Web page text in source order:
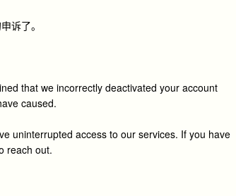
诉了。
that we incorrectly deactivated your account
caused.
uninterrupted access to our services. If you have
reach out.